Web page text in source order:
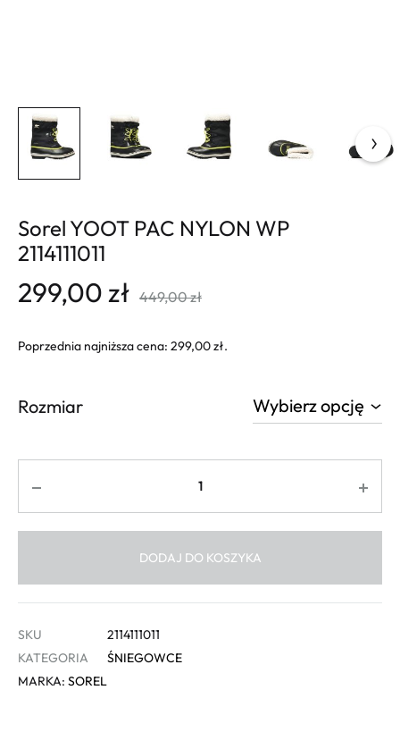
Sorel YOOT PAC NYLON WP
2114111011
299,00zł 449,00zł
Poprzednia najniższa cena: 299,00zł.
Rozmiar
DODAJ DO KOSZYKA
SKU
2114111011
KATEGORIA
ŚNIEGOWCE
MARKA: SOREL